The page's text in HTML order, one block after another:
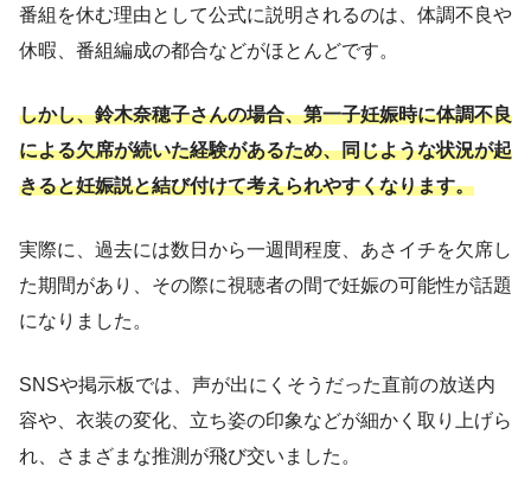
番組を休む理由として公式に説明されるのは、体調不良や
休暇、番組編成の都合などがほとんどです。
しかし、鈴木奈穂子さんの場合、第一子妊娠時に体調不良
による欠席が続いた経験があるため、同じような状況が起
きると妊娠説と結び付けて考えられやすくなります。
実際に、過去には数日から一週間程度、あさイチを欠席し
た期間があり、その際に視聴者の間で妊娠の可能性が話題
になりました。
SNSや掲示板では、声が出にくそうだった直前の放送内
容や、衣装の変化、立ち姿の印象などが細かく取り上げら
れ、さまざまな推測が飛び交いました。